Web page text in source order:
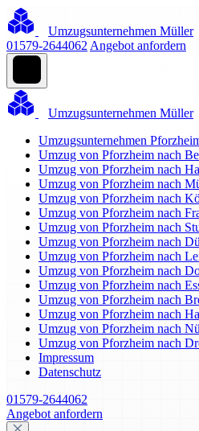
Umzugsunternehmen Müller
01579-2644062 Angebot anfordern
Umzugsunternehmen Müller
Umzugsunternehmen
Umzug von Pforzheim nach
Umzug von Pforzheim nach
Umzug von Pforzheim nach
Umzug von Pforzheim nach
Umzug von Pforzheim nach
Umzug von Pforzheim nach
Umzug von Pforzheim nach
Umzug von Pforzheim nach
Umzug von Pforzheim nach
Umzug von Pforzheim nach
Umzug von Pforzheim nach
Umzug von Pforzheim nach
Umzug von Pforzheim nach
Umzug von Pforzheim nach
Impressum
Datenschutz
01579-2644062
Angebot anfordern